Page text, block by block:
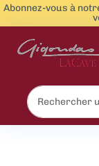
Abonnez-vous à